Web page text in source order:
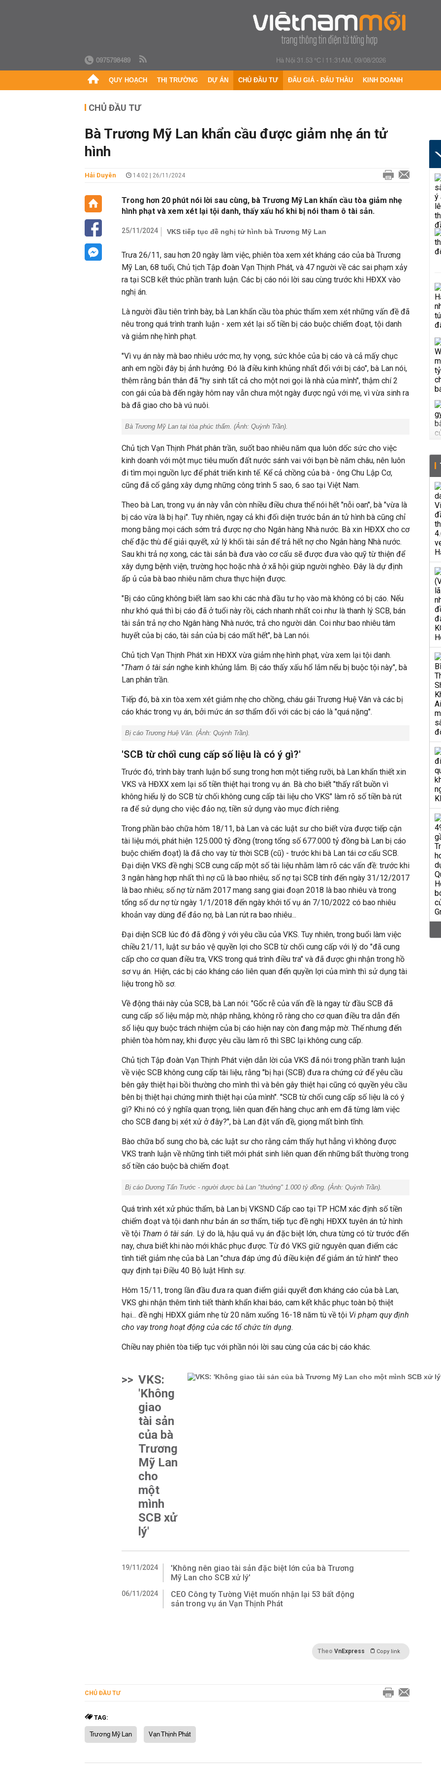
0975798489 Hà Nội 31.53 °C| 11:31AM, 09/08/2026
QUY HOẠCH THỊ TRƯỜNG DỰ ÁN CHỦ ĐẦU TƯ ĐẤU GIÁ - ĐẤU THẦU KINH DOANH
CHỦ ĐẦU TƯ
Bà Trương Mỹ Lan khẩn cầu được giảm nhẹ án tử
hình
Hải Duyên 14:02 | 26/11/2024
Trong hơn 20 phút nói lời sau cùng, bà Trương Mỹ Lan khẩn cầu tòa giảm nhẹ
hình phạt và xem xét lại tội danh, thấy xấu hổ khi bị nói tham ô tài sản.
25/11/2024 VKS tiếp tục đề nghị tử hình bà Trương Mỹ Lan
Trưa 26/11, sau hơn 20 ngày làm việc, phiên tòa xem xét kháng cáo của bà Trương
Mỹ Lan, 68 tuổi, Chủ tịch Tập đoàn Vạn Thịnh Phát, và 47 người về các sai phạm xảy
ra tại SCB kết thúc phần tranh luận. Các bị cáo nói lời sau cùng trước khi HĐXX vào
nghị án.
Là người đầu tiên trình bày, bà Lan khẩn cầu tòa phúc thẩm xem xét những vấn đề đã
nêu trong quá trình tranh luận - xem xét lại số tiền bị cáo buộc chiếm đoạt, tội danh
và giảm nhẹ hình phạt.
"Vì vụ án này mà bao nhiêu ước mơ, hy vọng, sức khỏe của bị cáo và cả mấy chục
anh em ngồi đây bị ảnh hưởng. Đó là điều kinh khủng nhất đối với bị cáo", bà Lan nói,
thêm rằng bản thân đã "hy sinh tất cả cho một nơi gọi là nhà của mình", thậm chí 2
con gái của bà đến ngày hôm nay vẫn chưa một ngày được ngủ với mẹ, vì vừa sinh ra
bà đã giao cho bà vú nuôi.
Bà Trương Mỹ Lan tại tòa phúc thẩm. (Ảnh: Quỳnh Trần).
Chủ tịch Vạn Thịnh Phát phân trần, suốt bao nhiêu năm qua luôn dốc sức cho việc
kinh doanh với một mục tiêu muốn đất nước sánh vai với bạn bè năm châu, nên luôn
đi tìm mọi nguồn lực để phát triển kinh tế. Kể cả chồng của bà - ông Chu Lập Cơ,
cũng đã cố gắng xây dựng những công trình 5 sao, 6 sao tại Việt Nam.
Theo bà Lan, trong vụ án này vẫn còn nhiều điều chưa thể nói hết "nỗi oan", bà "vừa là
bị cáo vừa là bị hại". Tuy nhiên, ngay cả khi đối diện trước bản án tử hình bà cũng chỉ
mong bằng mọi cách sớm trả được nợ cho Ngân hàng Nhà nước. Bà xin HĐXX cho cơ
chế đặc thù để giải quyết, xử lý khối tài sản để trả hết nợ cho Ngân hàng Nhà nước.
Sau khi trả nợ xong, các tài sản bà đưa vào cơ cấu sẽ được đưa vào quỹ từ thiện để
xây dựng bệnh viện, trường học hoặc nhà ở xã hội giúp người nghèo. Đây là dự định
ấp ủ của bà bao nhiêu năm chưa thực hiện được.
"Bị cáo cũng không biết làm sao khi các nhà đầu tư họ vào mà không có bị cáo. Nếu
như khó quá thì bị cáo đã ở tuổi này rồi, cách nhanh nhất coi như là thanh lý SCB, bán
tài sản trả nợ cho Ngân hàng Nhà nước, trả cho người dân. Coi như bao nhiêu tâm
huyết của bị cáo, tài sản của bị cáo mất hết", bà Lan nói.
Chủ tịch Vạn Thịnh Phát xin HĐXX vừa giảm nhẹ hình phạt, vừa xem lại tội danh.
"Tham ô tài sản nghe kinh khủng lắm. Bị cáo thấy xấu hổ lắm nếu bị buộc tội này", bà
Lan phân trần.
Tiếp đó, bà xin tòa xem xét giảm nhẹ cho chồng, cháu gái Trương Huệ Vân và các bị
cáo khác trong vụ án, bởi mức án sơ thẩm đối với các bị cáo là "quá nặng".
Bị cáo Trương Huệ Vân. (Ảnh: Quỳnh Trần).
'SCB từ chối cung cấp số liệu là có ý gì?'
Trước đó, trình bày tranh luận bổ sung trong hơn một tiếng rưỡi, bà Lan khẩn thiết xin
VKS và HĐXX xem lại số tiền thiệt hại trong vụ án. Bà cho biết "thấy rất buồn vì
không hiểu lý do SCB từ chối không cung cấp tài liệu cho VKS" làm rõ số tiền bà rút
ra để sử dụng cho việc đảo nợ, tiền sử dụng vào mục đích riêng.
Trong phần bào chữa hôm 18/11, bà Lan và các luật sư cho biết vừa được tiếp cận
tài liệu mới, phát hiện 125.000 tỷ đồng (trong tổng số 677.000 tỷ đồng bà Lan bị cáo
buộc chiếm đoạt) là đã cho vay từ thời SCB (cũ) - trước khi bà Lan tái cơ cấu SCB.
Đại diện VKS đề nghị SCB cung cấp một số tài liệu nhằm làm rõ các vấn đề: trước khi
3 ngân hàng hợp nhất thì nợ cũ là bao nhiêu; số nợ tại SCB tính đến ngày 31/12/2017
là bao nhiêu; số nợ từ năm 2017 mang sang giai đoạn 2018 là bao nhiêu và trong
tổng số dư nợ từ ngày 1/1/2018 đến ngày khởi tố vụ án 7/10/2022 có bao nhiêu
khoản vay dùng để đảo nợ, bà Lan rút ra bao nhiêu...
Đại diện SCB lúc đó đã đồng ý với yêu cầu của VKS. Tuy nhiên, trong buổi làm việc
chiều 21/11, luật sư bảo vệ quyền lợi cho SCB từ chối cung cấp với lý do "đã cung
cấp cho cơ quan điều tra, VKS trong quá trình điều tra" và đã được ghi nhận trong hồ
sơ vụ án. Hiện, các bị cáo kháng cáo liên quan đến quyền lợi của mình thì sử dụng tài
liệu trong hồ sơ.
Về động thái này của SCB, bà Lan nói: "Gốc rễ của vấn đề là ngay từ đầu SCB đã
cung cấp số liệu mập mờ, nhập nhằng, không rõ ràng cho cơ quan điều tra dẫn đến
số liệu quy buộc trách nhiệm của bị cáo hiện nay còn đang mập mờ. Thế nhưng đến
phiên tòa hôm nay, khi được yêu cầu làm rõ thì SBC lại không cung cấp.
Chủ tịch Tập đoàn Vạn Thịnh Phát viện dẫn lời của VKS đã nói trong phần tranh luận
về việc SCB không cung cấp tài liệu, rằng "bị hại (SCB) đưa ra chứng cứ để yêu cầu
bên gây thiệt hại bồi thường cho mình thì và bên gây thiệt hại cũng có quyền yêu cầu
bên bị thiệt hại chứng minh thiệt hại của mình". "SCB từ chối cung cấp số liệu là có ý
gì? Khi nó có ý nghĩa quan trọng, liên quan đến hàng chục anh em đã từng làm việc
cho SCB đang bị xét xử ở đây?", bà Lan đặt vấn đề, giọng mất bình tĩnh.
Bào chữa bổ sung cho bà, các luật sư cho rằng cảm thấy hụt hẫng vì không được
VKS tranh luận về những tình tiết mới phát sinh liên quan đến những bất thường trong
số tiền cáo buộc bà chiếm đoạt.
Bị cáo Dương Tấn Trước - người được bà Lan "thưởng" 1.000 tỷ đồng. (Ảnh: Quỳnh Trần).
Quá trình xét xử phúc thẩm, bà Lan bị VKSND Cấp cao tại TP HCM xác định số tiền
chiếm đoạt và tội danh như bản án sơ thẩm, tiếp tục đề nghị HĐXX tuyên án tử hình
về tội Tham ô tài sản. Lý do là, hậu quả vụ án đặc biệt lớn, chưa từng có từ trước đến
nay, chưa biết khi nào mới khắc phục được. Từ đó VKS giữ nguyên quan điểm các
tình tiết giảm nhẹ của bà Lan "chưa đáp ứng đủ điều kiện để giảm án tử hình" theo
quy định tại Điều 40 Bộ luật Hình sự.
Hôm 15/11, trong lần đầu đưa ra quan điểm giải quyết đơn kháng cáo của bà Lan,
VKS ghi nhận thêm tình tiết thành khẩn khai báo, cam kết khắc phục toàn bộ thiệt
hại... đề nghị HĐXX giảm nhẹ từ 20 năm xuống 16-18 năm tù về tội Vi phạm quy định
cho vay trong hoạt động của các tổ chức tín dụng.
Chiều nay phiên tòa tiếp tục với phần nói lời sau cùng của các bị cáo khác.
>> VKS:
'Không
giao
tài sản
của bà
Trương
Mỹ Lan
cho
một
mình
SCB xử
lý'
19/11/2024
'Không nên giao tài sản đặc biệt lớn của bà Trương
Mỹ Lan cho SCB xử lý'
06/11/2024
CEO Công ty Tường Việt muốn nhận lại 53 bất động
sản trong vụ án Vạn Thịnh Phát
Theo VnExpress Copy link
CHỦ ĐẦU TƯ
TAG:
Trương Mỹ Lan Vạn Thịnh Phát